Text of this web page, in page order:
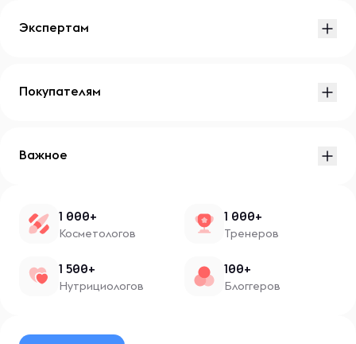
Экспертам
Покупателям
Важное
1 000+
Косметологов
1 000+
Тренеров
1 500+
Нутрициологов
100+
Блоггеров